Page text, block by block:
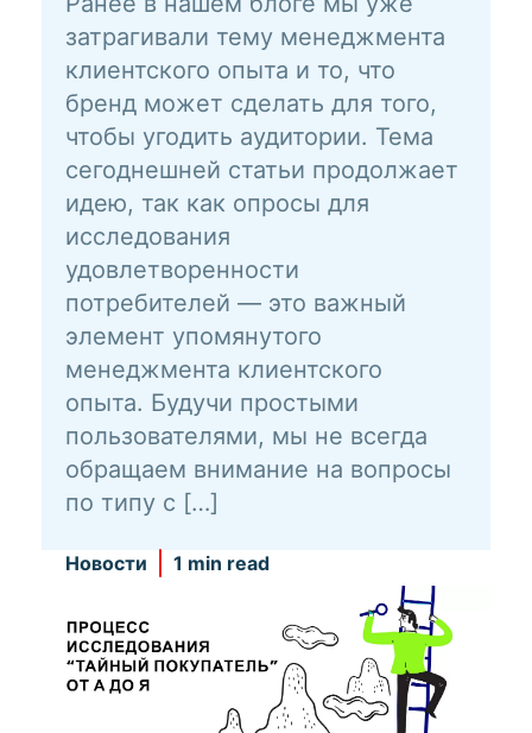
затрагивали тему менеджмента
клиентского опыта и то, что
бренд может сделать для того,
чтобы угодить аудитории. Тема
сегоднешней статьи продолжает
идею, так как опросы для
исследования
удовлетворенности
потребителей — это важный
элемент упомянутого
менеджмента клиентского
опыта. Будучи простыми
пользователями, мы не всегда
обращаем внимание на вопросы
по типу с […]
Новости 1 min read